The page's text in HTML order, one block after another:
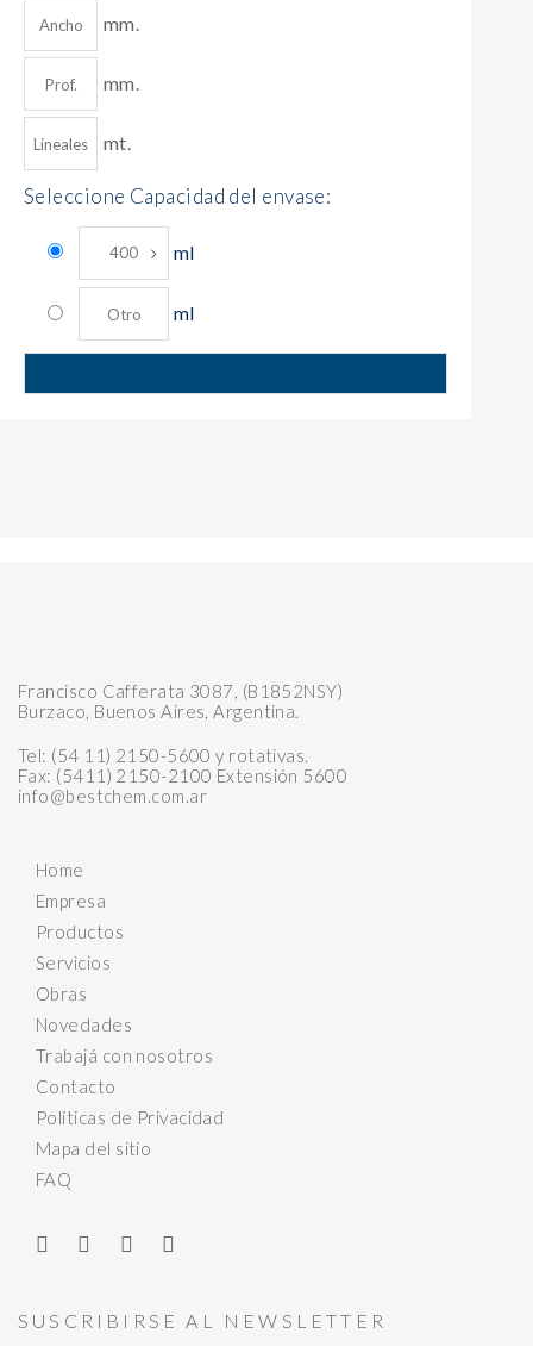
mm.
mm.
mt.
Seleccione Capacidad del envase:
ml
ml
Francisco Cafferata 3087, (B1852NSY)
Burzaco, Buenos Aires, Argentina.
Tel: (54 11) 2150-5600 y rotativas.
Fax: (5411) 2150-2100 Extensión 5600
info@bestchem.com.ar
Home
Empresa
Productos
Servicios
Obras
Novedades
Trabajá con nosotros
Contacto
Políticas de Privacidad
Mapa del sitio
FAQ
SUSCRIBIRSE AL NEWSLETTER